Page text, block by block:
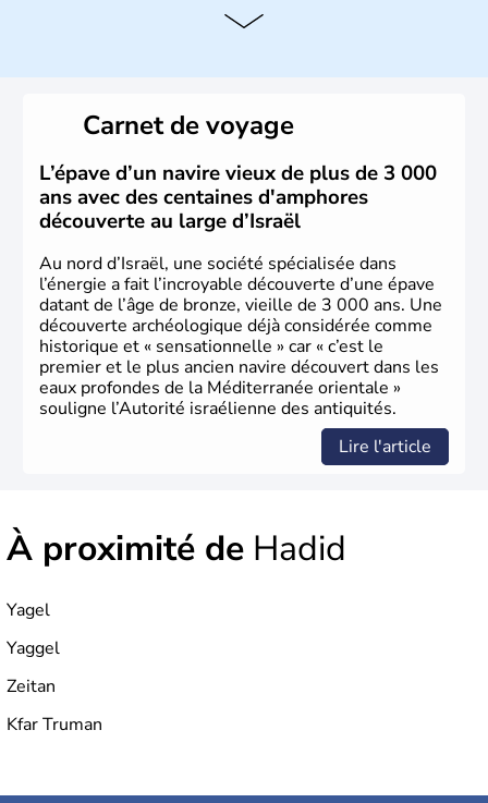
L'Israël est un état de la partie est de la Méditerranée,
vrai essor économique dans le domaine des nouvelles
Carnet de voyage
L’épave d’un navire vieux de plus de 3 000
ans avec des centaines d'amphores
découverte au large d’Israël
Au nord d’Israël, une société spécialisée dans
l’énergie a fait l’incroyable découverte d’une épave
datant de l’âge de bronze, vieille de 3 000 ans. Une
découverte archéologique déjà considérée comme
historique et « sensationnelle » car « c’est le
premier et le plus ancien navire découvert dans les
eaux profondes de la Méditerranée orientale »
souligne l’Autorité israélienne des antiquités.
Lire l'article
À proximité de Hadid
Yagel
Yaggel
Zeitan
Kfar Truman